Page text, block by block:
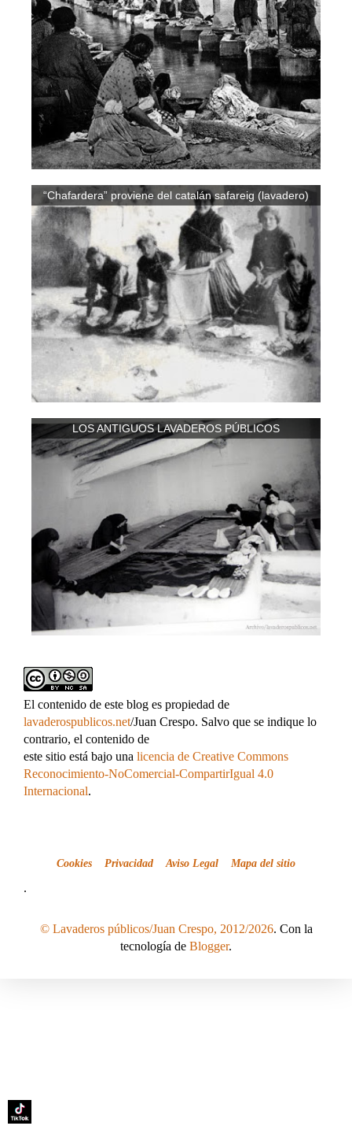
“Chafardera” proviene del catalán safareig (lavadero)
LOS ANTIGUOS LAVADEROS PÚBLICOS
El contenido de este blog es propiedad de
lavaderospublicos.net/Juan Crespo. Salvo que se indique lo
contrario, el contenido de
este sitio está bajo una licencia de Creative Commons
Reconocimiento-NoComercial-CompartirIgual 4.0
Internacional.
Cookies Privacidad Aviso Legal Mapa del sitio
.
© Lavaderos públicos/Juan Crespo, 2012/2026. Con la
tecnología de Blogger.